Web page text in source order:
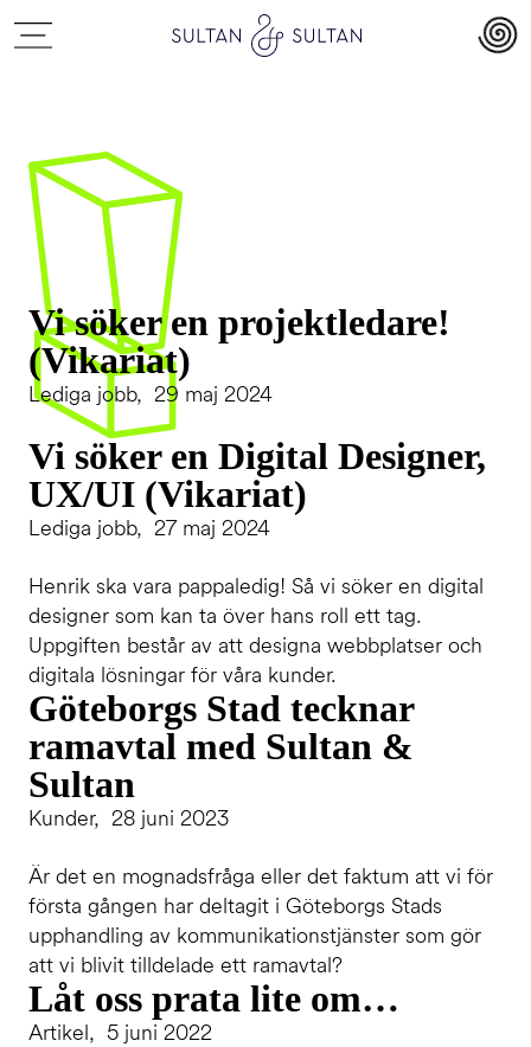
Vi söker en projektledare!
(Vikariat)
Lediga jobb, 29 maj 2024
Vi söker en Digital Designer,
UX/UI (Vikariat)
Lediga jobb, 27 maj 2024
Henrik ska vara pappaledig! Så vi söker en digital
designer som kan ta över hans roll ett tag.
Uppgiften består av att designa webbplatser och
digitala lösningar för våra kunder.
Göteborgs Stad tecknar
ramavtal med Sultan &
Sultan
Kunder, 28 juni 2023
Är det en mognadsfråga eller det faktum att vi för
första gången har deltagit i Göteborgs Stads
upphandling av kommunikationstjänster som gör
att vi blivit tilldelade ett ramavtal?
Låt oss prata lite om…
Artikel, 5 juni 2022